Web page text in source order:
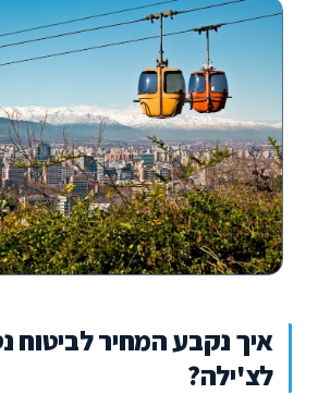
איך נקבע המחיר לביטוח
לצ'ילה?